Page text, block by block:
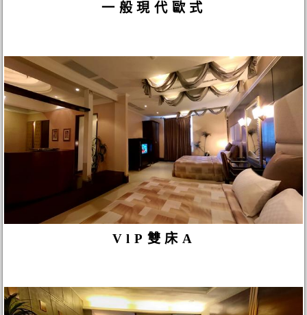
一般現代歐式
VlP雙床A